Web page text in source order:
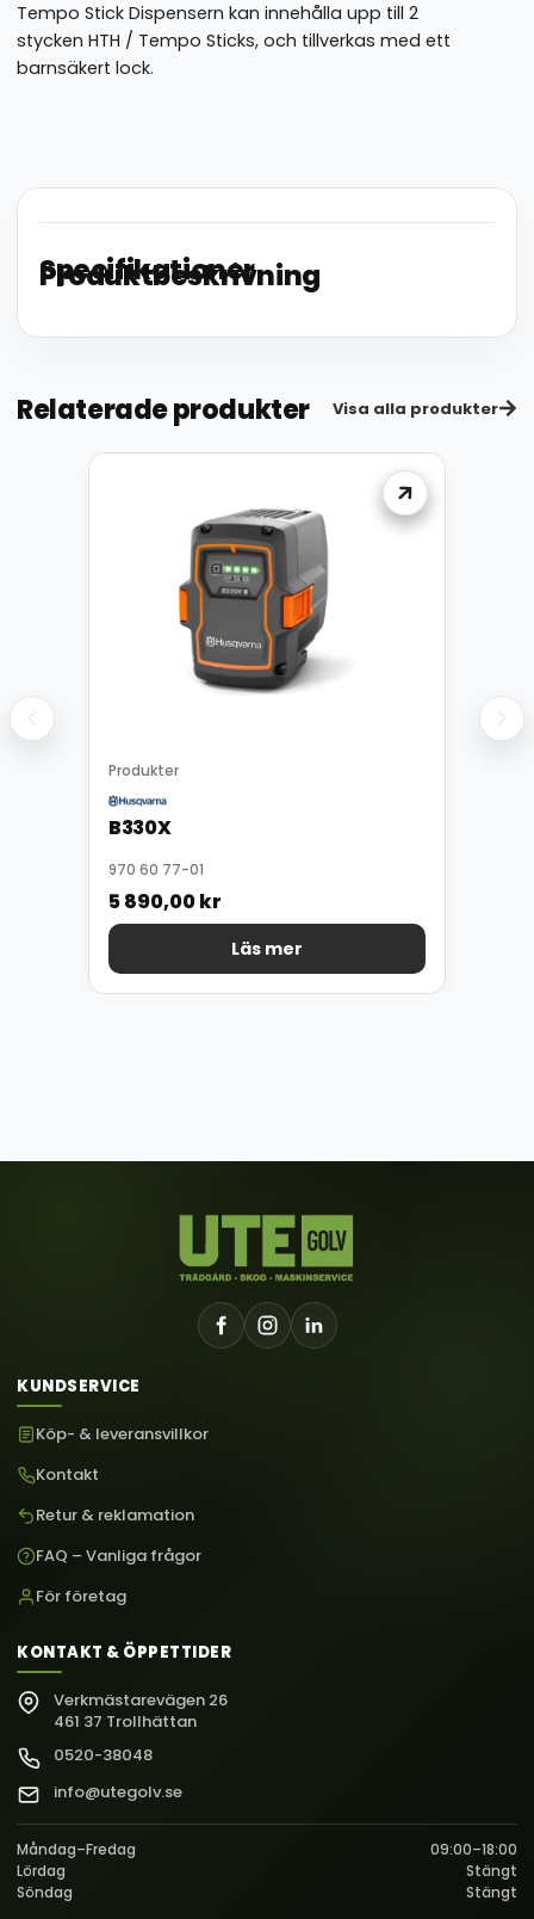
Tempo Stick Dispensern kan innehålla upp till 2
stycken HTH / Tempo Sticks, och tillverkas med ett
barnsäkert lock.
Produktbeskrivning
Specifikationer
Relaterade produkter Visa alla produkter
Produkter
B330X
970 60 77-01
5 890,00kr
Läs mer
KUNDSERVICE
Köp- & leveransvillkor
Kontakt
Retur & reklamation
FAQ – Vanliga frågor
För företag
KONTAKT & ÖPPETTIDER
Verkmästarevägen 26
461 37 Trollhättan
0520-38048
info@utegolv.se
Måndag–Fredag
09:00–18:00
Lördag
Stängt
Söndag
Stängt